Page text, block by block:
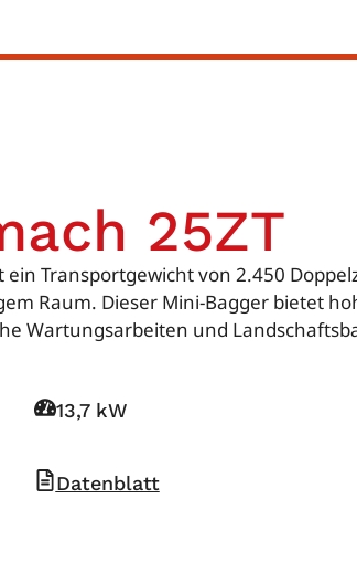
25ZT
ein Transportgewicht von 2.450
Raum. Dieser Mini-Bagger bietet
Wartungsarbeiten und
13,7 kW
Datenblatt